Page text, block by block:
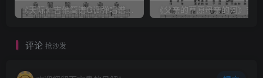
《天际》吉他简谱G调弹唱谱（姜玉阳）
评论 抢沙发